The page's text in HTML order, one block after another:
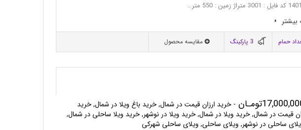
زمین : 550 متر…
بيشتر
مقایسه محصول
- خرید ارزان قیمت در شمال, خرید باغ ویلا در شمال, خرید
قیمت در شمال, خرید ویلا در شمال, خرید ویلا در نوشهر, خرید ویلا ساحلی در شمال,
ساحلی در نوشهر, ویلای ساحلی, ویلای ساحلی شهرکی